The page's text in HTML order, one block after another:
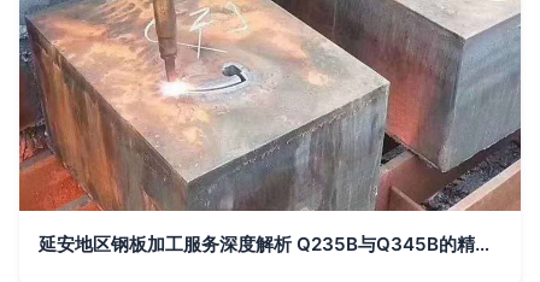
延安地区钢板加工服务深度解析 Q235B与Q345B的精准切割与成型工艺